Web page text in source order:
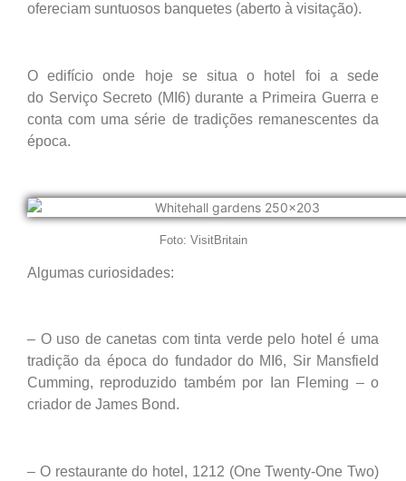
ofereciam suntuosos banquetes (aberto à visitação).
O edifício onde hoje se situa o hotel foi a sede
do Serviço Secreto (MI6) durante a Primeira Guerra e
conta com uma série de tradições remanescentes da
época.
Foto: VisitBritain
Algumas curiosidades:
– O uso de canetas com tinta verde pelo hotel é uma
tradição da época do fundador do MI6, Sir Mansfield
Cumming, reproduzido também por Ian Fleming – o
criador de James Bond.
– O restaurante do hotel, 1212 (One Twenty-One Two)